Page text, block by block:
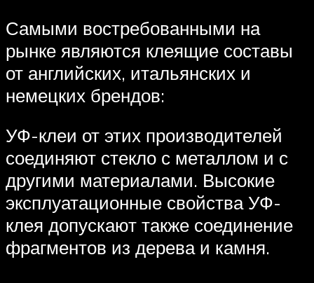
Самыми востребованными на
рынке являются клеящие составы
от английских, итальянских и
немецких брендов:
УФ-клеи от этих производителей
соединяют стекло с металлом и с
другими материалами. Высокие
эксплуатационные свойства УФ-
клея допускают также соединение
фрагментов из дерева и камня.